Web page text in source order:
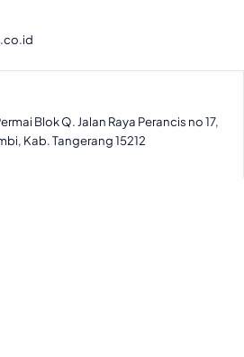
Blok Q. Jalan Raya Perancis no 17,
Kab. Tangerang 15212